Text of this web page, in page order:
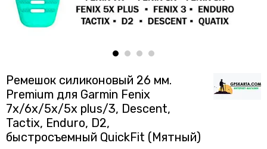
Ремешок силиконовый 26 мм.
Premium для Garmin Fenix
7x/6x/5x/5x plus/3, Descent,
Tactix, Enduro, D2,
быстросъемный QuickFit (Мятный)